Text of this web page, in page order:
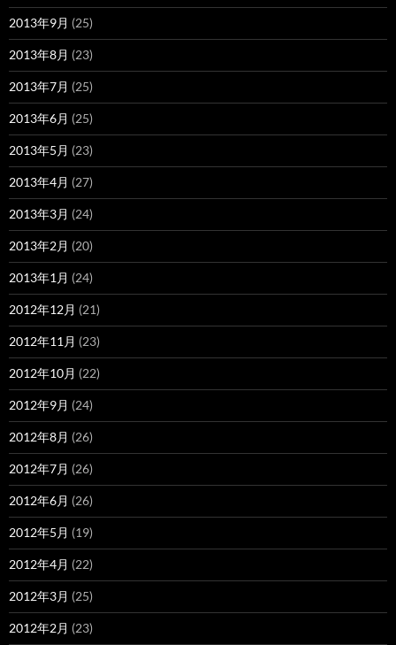
2013年9月 (25)
2013年8月 (23)
2013年7月 (25)
2013年6月 (25)
2013年5月 (23)
2013年4月 (27)
2013年3月 (24)
2013年2月 (20)
2013年1月 (24)
2012年12月 (21)
2012年11月 (23)
2012年10月 (22)
2012年9月 (24)
2012年8月 (26)
2012年7月 (26)
2012年6月 (26)
2012年5月 (19)
2012年4月 (22)
2012年3月 (25)
2012年2月 (23)